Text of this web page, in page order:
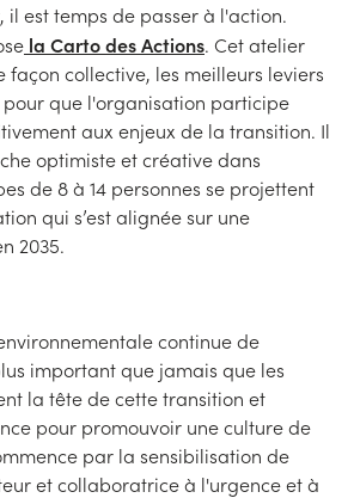
il est temps de passer à l'action.
la Carto des Actions. Cet atelier
façon collective, les meilleurs leviers
que l'organisation participe
aux enjeux de la transition. Il
optimiste et créative dans
de 8 à 14 personnes se projettent
qui s’est alignée sur une
2035.
continue de
important que jamais que les
la tête de cette transition et
pour promouvoir une culture de
par la sensibilisation de
et collaboratrice à l'urgence et à